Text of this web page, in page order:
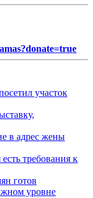
участок
в адрес жены
требования к
готов
уровне